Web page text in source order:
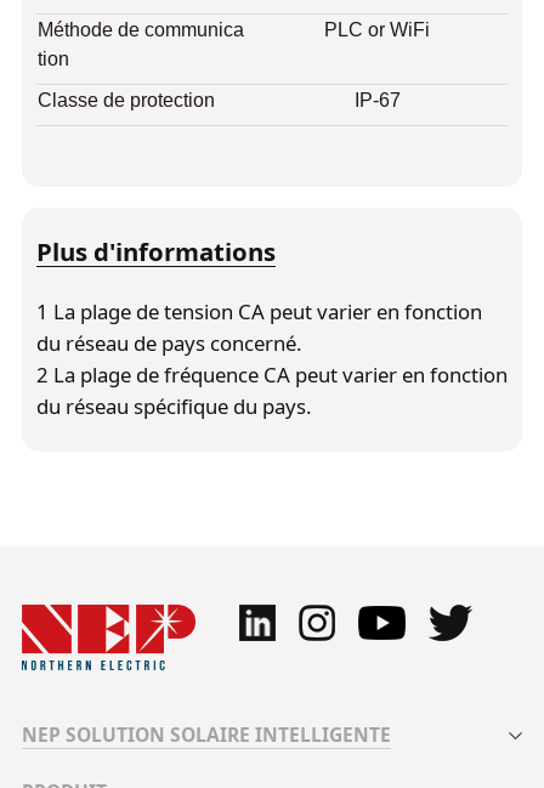
Méthode de communica
tion
PLC or WiFi
Classe de protection IP-67
Plus d'informations
1 La plage de tension CA peut varier en fonction
du réseau de pays concerné.
2 La plage de fréquence CA peut varier en fonction
du réseau spécifique du pays.
NEP SOLUTION SOLAIRE INTELLIGENTE